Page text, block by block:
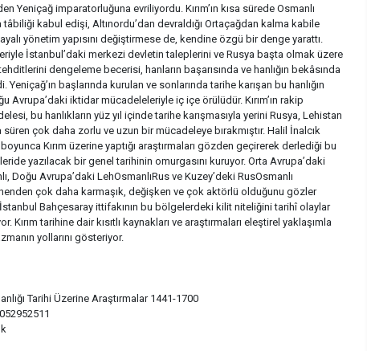
Yeniçağ imparatorluğuna evriliyordu. Kırım’ın kısa sürede Osmanlı
tâbiliği kabul edişi, Altınordu’dan devraldığı Ortaçağdan kalma kabile
yönetim yapısını değiştirmese de, kendine özgü bir denge yarattı.
İstanbul’daki merkezi devletin taleplerini ve Rusya başta olmak üzere
dengeleme becerisi, hanların başarısında ve hanlığın bekâsında
Yeniçağ’ın başlarında kurulan ve sonlarında tarihe karışan bu hanlığın
Avrupa’daki iktidar mücadeleleriyle iç içe örülüdür. Kırım’ın rakip
bu hanlıkların yüz yıl içinde tarihe karışmasıyla yerini Rusya, Lehistan
çok daha zorlu ve uzun bir mücadeleye bırakmıştır. Halil İnalcık
Kırım üzerine yaptığı araştırmaları gözden geçirerek derlediği bu
yazılacak bir genel tarihinin omurgasını kuruyor. Orta Avrupa’daki
Doğu Avrupa’daki LehOsmanlıRus ve Kuzey’deki RusOsmanlı
çok daha karmaşık, değişken ve çok aktörlü olduğunu gözler
Bahçesaray ittifakının bu bölgelerdeki kilit niteliğini tarihî olaylar
Kırım tarihine dair kısıtlı kaynakları ve araştırmaları eleştirel yaklaşımla
yollarını gösteriyor.
Tarihi Üzerine Araştırmalar 1441-1700